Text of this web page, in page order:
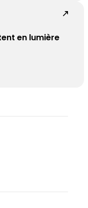
en lumière